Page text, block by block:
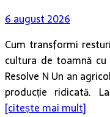
6 august 2026
Cum transformi
cultura de toamnă
Resolve N Un an
producție ridicată.
[citește mai mult]